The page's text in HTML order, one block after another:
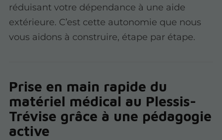
réduisant votre dépendance à une aide
extérieure. C’est cette autonomie que nous
vous aidons à construire, étape par étape.
Prise en main rapide du
matériel médical au Plessis-
Trévise grâce à une pédagogie
active